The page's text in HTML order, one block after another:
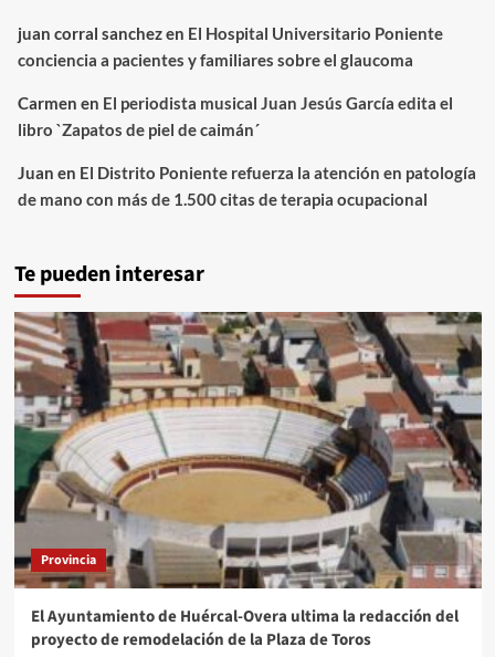
juan corral sanchezen El Hospital Universitario Poniente
conciencia a pacientes y familiares sobre el glaucoma
Carmen en El periodista musical Juan Jesús García edita el
libro `Zapatos de piel de caimán´
Juan en El Distrito Poniente refuerza la atención en patología
de mano con más de 1.500 citas de terapia ocupacional
Te pueden interesar
Provincia
El Ayuntamiento de Huércal-Overa ultima la redacción del
proyecto de remodelación de la Plaza de Toros